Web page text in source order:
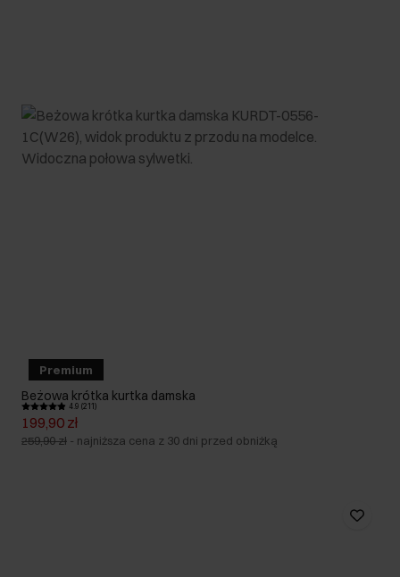
Premium
Beżowa krótka kurtka damska
4.9 (211)
199,90 zł
259,90 zł - najniższa cena z 30 dni przed obniżką